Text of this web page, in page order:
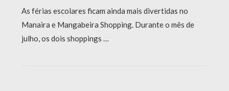
As férias escolares ficam ainda mais divertidas no
Manaira e Mangabeira Shopping. Durante o mês de
julho, os dois shoppings …